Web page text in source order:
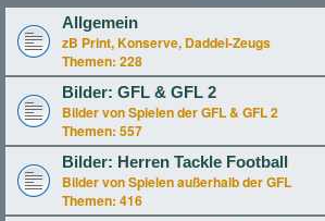
Allgemein
zB Print, Konserve, Daddel-Zeugs
Themen: 228
Bilder: GFL & GFL 2
Bilder von Spielen der GFL & GFL 2
Themen: 557
Bilder: Herren Tackle Football
Bilder von Spielen außerhalb der GFL
Themen: 416